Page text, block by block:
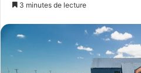
e
3 minutes de lecture